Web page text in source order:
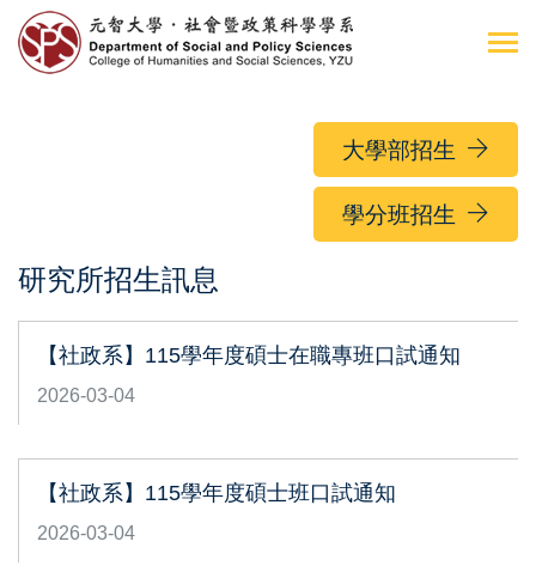
大學部招生
學分班招生
研究所招生訊息
【社政系】115學年度碩士在職專班口試通知
2026-03-04
【社政系】115學年度碩士班口試通知
2026-03-04